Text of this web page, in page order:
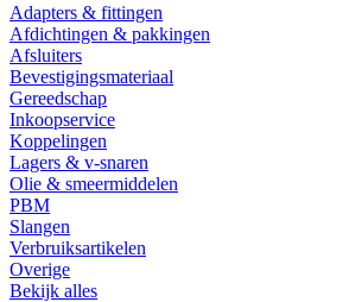
Adapters & fittingen
Afdichtingen & pakkingen
Afsluiters
Bevestigingsmateriaal
Gereedschap
Inkoopservice
Koppelingen
Lagers & v-snaren
Olie & smeermiddelen
PBM
Slangen
Verbruiksartikelen
Overige
Bekijk alles